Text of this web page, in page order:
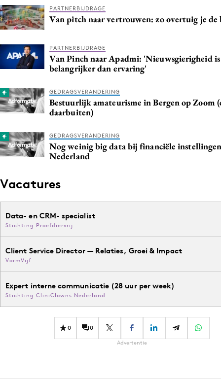
PARTNERBIJDRAGE
Van pitch naar vertrouwen: zo overtuig je de
PARTNERBIJDRAGE
Van Pinch naar Apadmi: 'Nieuwsgierigheid is
belangrijker dan ervaring'
GEDRAGSVERANDERING
Bestuurlijk amateurisme in Bergen op Zoom
daarbuiten)
GEDRAGSVERANDERING
Nog weinig big data bij financiële
Nederland
Vacatures
Data- en CRM- specialist
Stichting Proefdiervrij
Client Service Director — Relaties, Groei & Impact
VormVijf
Expert interne communicatie (28 uur per week)
Stichting CliniClowns Nederland
0 0
Advertentie